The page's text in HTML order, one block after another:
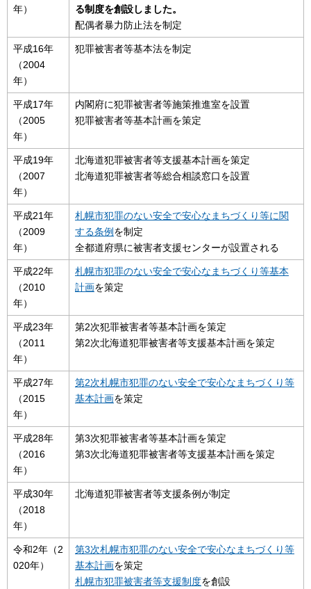
年）
る制度を創設しました。
配偶者暴力防止法を制定
平成16年
（2004
年）
犯罪被害者等基本法を制定
平成17年
（2005
年）
内閣府に犯罪被害者等施策推進室を設置
犯罪被害者等基本計画を策定
平成19年
（2007
年）
北海道犯罪被害者等支援基本計画を策定
北海道犯罪被害者等総合相談窓口を設置
平成21年
（2009
年）
札幌市犯罪のない安全で安心なまちづくり等に関
する条例を制定
全都道府県に被害者支援センターが設置される
平成22年
（2010
年）
札幌市犯罪のない安全で安心なまちづくり等基本
計画を策定
平成23年
（2011
年）
第2次犯罪被害者等基本計画を策定
第2次北海道犯罪被害者等支援基本計画を策定
平成27年
（2015
年）
第2次札幌市犯罪のない安全で安心なまちづくり等
基本計画を策定
平成28年
（2016
年）
第3次犯罪被害者等基本計画を策定
第3次北海道犯罪被害者等支援基本計画を策定
平成30年
（2018
年）
北海道犯罪被害者等支援条例が制定
令和2年（2
020年）
第3次札幌市犯罪のない安全で安心なまちづくり等
基本計画を策定
札幌市犯罪被害者等支援制度を創設